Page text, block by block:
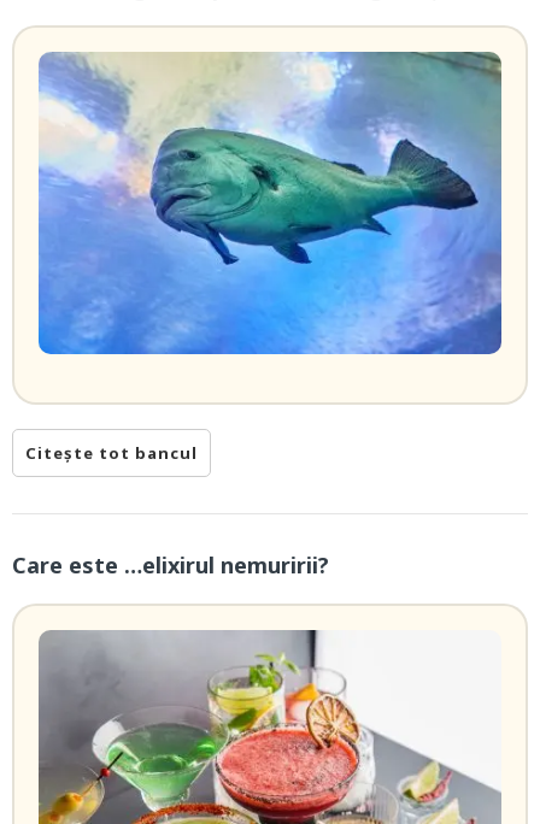
Citește tot bancul
Care este …elixirul nemuririi?